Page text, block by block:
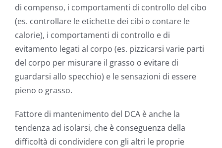
di compenso, i comportamenti di controllo del cibo
(es. controllare le etichette dei cibi o contare le
calorie), i comportamenti di controllo e di
evitamento legati al corpo (es. pizzicarsi varie parti
del corpo per misurare il grasso o evitare di
guardarsi allo specchio) e le sensazioni di essere
pieno o grasso.
Fattore di mantenimento del DCA è anche la
tendenza ad isolarsi, che è conseguenza della
difficoltà di condividere con gli altri le proprie